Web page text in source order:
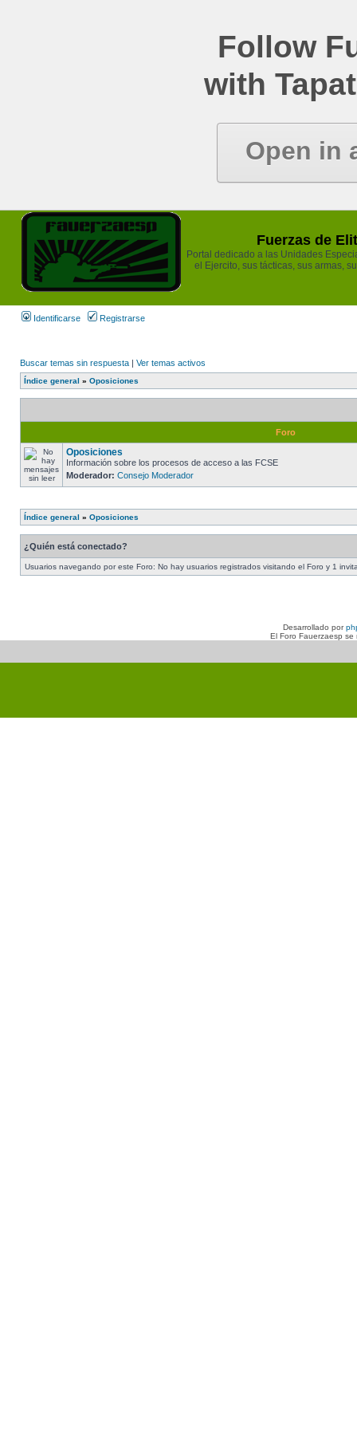
Follow
with
Open in
Fuerzas de
Portal dedicado a las Unidades
el Ejercito, sus tácticas, sus armas,
Identificarse Registrarse
Buscar temas sin respuesta | Ver temas activos
Índice general » Oposiciones
Foro
Oposiciones
Información sobre los procesos de acceso a las FCSE
Moderador: Consejo Moderador
Índice general » Oposiciones
¿Quién está conectado?
Usuarios navegando por este Foro: No hay usuarios registrados visitando el Foro y 1
Desarrollado por
El Foro Fauerzaesp